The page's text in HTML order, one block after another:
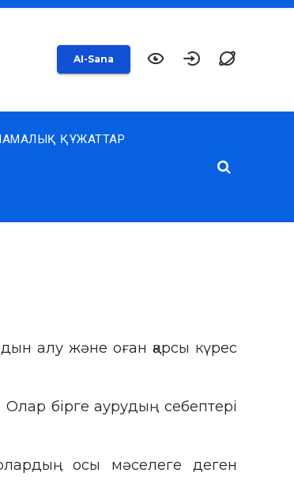
AI-Sana
ҚҰЖАТТАР
алу және оған қарсы күрес
бірге аурудың себептері
осы мәселеге деген